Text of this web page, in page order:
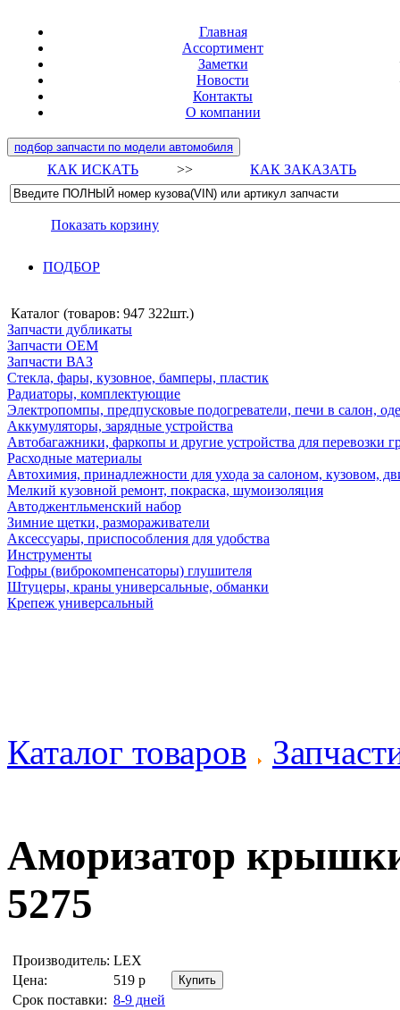
Главная
Ассортимент
Заметки
Новости
Контакты
О компании
подбор запчасти по модели автомобиля
КАК ИСКАТЬ >> КАК ЗАКАЗАТЬ
Показать корзину
ПОДБОР
Каталог (товаров: 947 322шт.)
Запчасти дубликаты
Запчасти ОЕМ
Запчасти ВАЗ
Стекла, фары, кузовное, бамперы, пластик
Радиаторы, комплектующие
Электропомпы, предпусковые подогреватели, печи в салон,
Аккумуляторы, зарядные устройства
Автобагажники, фаркопы и другие устройства для перевозки
Расходные материалы
Автохимия, принадлежности для ухода за салоном, кузовом,
Мелкий кузовной ремонт, покраска, шумоизоляция
Автоджентльменский набор
Зимние щетки, размораживатели
Аксессуары, приспособления для удобства
Инструменты
Гофры (виброкомпенсаторы) глушителя
Штуцеры, краны универсальные, обманки
Крепеж универсальный
Каталог товаров
Аморизатор
5275
Производитель: LEX
Цена:
519 р
Срок поставки: 8-9 дней